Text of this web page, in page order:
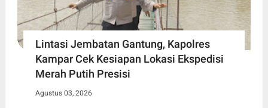
Lintasi Jembatan Gantung, Kapolres
Kampar Cek Kesiapan Lokasi Ekspedisi
Merah Putih Presisi
Agustus 03, 2026